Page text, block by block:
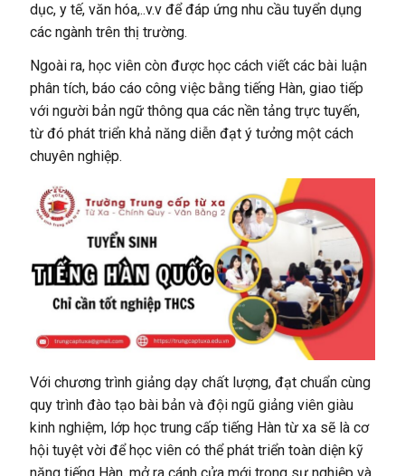
dục, y tế, văn hóa,..v.v để đáp ứng nhu cầu tuyển dụng
các ngành trên thị trường.
Ngoài ra, học viên còn được học cách viết các bài luận
phân tích, báo cáo công việc bằng tiếng Hàn, giao tiếp
với người bản ngữ thông qua các nền tảng trực tuyến,
từ đó phát triển khả năng diễn đạt ý tưởng một cách
chuyên nghiệp.
Với chương trình giảng dạy chất lượng, đạt chuẩn cùng
quy trình đào tạo bài bản và đội ngũ giảng viên giàu
kinh nghiệm, lớp học trung cấp tiếng Hàn từ xa sẽ là cơ
hội tuyệt vời để học viên có thể phát triển toàn diện kỹ
năng tiếng Hàn, mở ra cánh cửa mới trong sự nghiệp và